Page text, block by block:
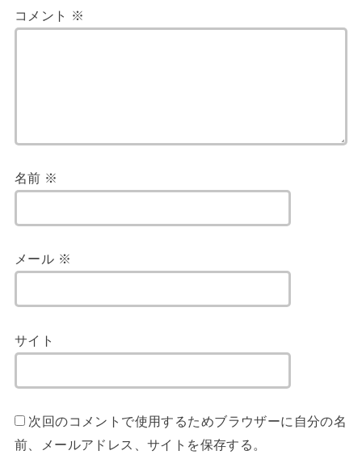
コメント ※
名前 ※
メール ※
サイト
次回のコメントで使用するためブラウザーに自分の名
前、メールアドレス、サイトを保存する。